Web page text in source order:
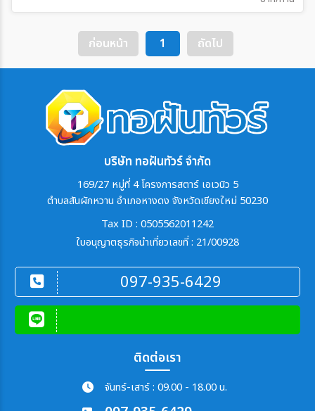
ก่อนหน้า 1 ถัดไป
บริษัท ทอฝันทัวร์ จำกัด
169/27 หมู่ที่ 4 โครงการสตาร์ เอเวนิว 5
ตำบลสันผักหวาน อำเภอหางดง จังหวัดเชียงใหม่ 50230
Tax ID : 0505562011242
ใบอนุญาตธุรกิจนำเที่ยวเลขที่ : 21/00928
097-935-6429
ติดต่อเรา
จันทร์-เสาร์ : 09.00 - 18.00 น.